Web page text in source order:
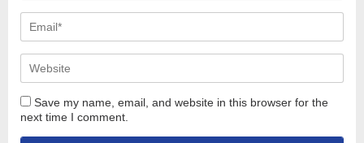
Save my name, email, and website in this browser for the
next time I comment.